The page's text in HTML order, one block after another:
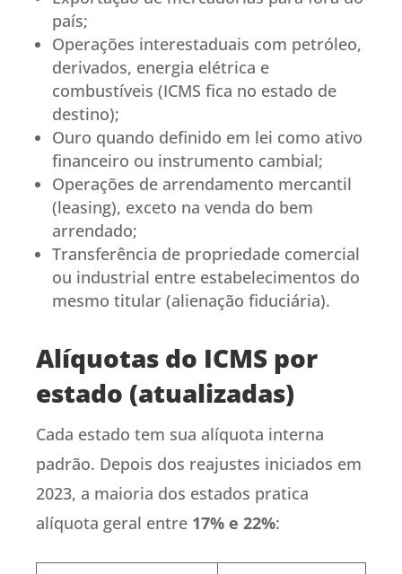
país;
Operações interestaduais com petróleo,
derivados, energia elétrica e
combustíveis (ICMS fica no estado de
destino);
Ouro quando definido em lei como ativo
financeiro ou instrumento cambial;
Operações de arrendamento mercantil
(leasing), exceto na venda do bem
arrendado;
Transferência de propriedade comercial
ou industrial entre estabelecimentos do
mesmo titular (alienação fiduciária).
Alíquotas do ICMS por
estado (atualizadas)
Cada estado tem sua alíquota interna
padrão. Depois dos reajustes iniciados em
2023, a maioria dos estados pratica
alíquota geral entre 17% e 22%: